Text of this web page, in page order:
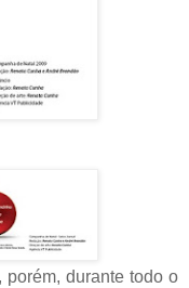
durante todo o